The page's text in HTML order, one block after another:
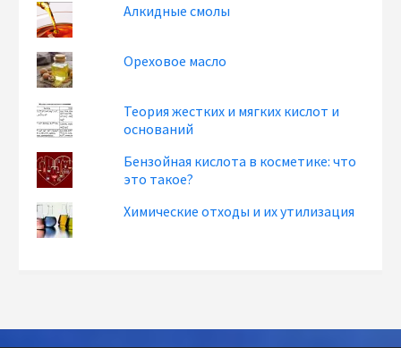
Алкидные смолы
Ореховое масло
Теория жестких и мягких кислот и
оснований
Бензойная кислота в косметике: что
это такое?
Химические отходы и их утилизация